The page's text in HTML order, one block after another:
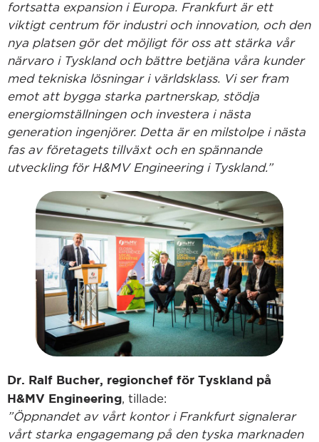
fortsatta expansion i Europa. Frankfurt är ett
viktigt centrum för industri och innovation, och den
nya platsen gör det möjligt för oss att stärka vår
närvaro i Tyskland och bättre betjäna våra kunder
med tekniska lösningar i världsklass. Vi ser fram
emot att bygga starka partnerskap, stödja
energiomställningen och investera i nästa
generation ingenjörer. Detta är en milstolpe i nästa
fas av företagets tillväxt och en spännande
utveckling för H&MV Engineering i Tyskland.”
Dr. Ralf Bucher, regionchef för Tyskland på
H&MV Engineering, tillade:
”Öppnandet av vårt kontor i Frankfurt signalerar
vårt starka engagemang på den tyska marknaden